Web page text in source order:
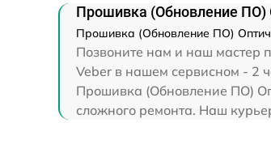
Прошивка (Обновление ПО)
Прошивка (Обновление ПО)
Позвоните нам и наш мастер
Veber в нашем сервисном - 2
Прошивка (Обновление ПО)
сложного ремонта. Наш